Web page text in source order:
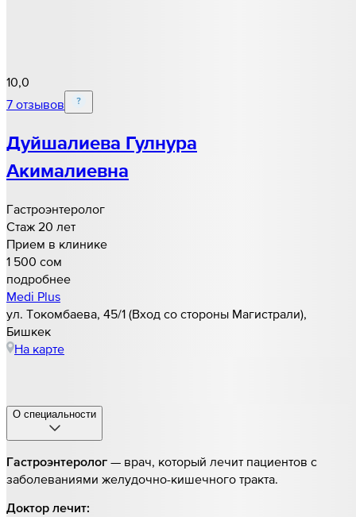
10,0
7 отзывов
Дуйшалиева Гулнура
Акималиевна
Гастроэнтеролог
Стаж 20 лет
Прием в клинике
1 500 cом
подробнее
Medi Plus
ул. Токомбаева, 45/1 (Вход со стороны Магистрали),
Бишкек
На карте
О специальности
Гастроэнтеролог — врач, который лечит пациентов с
заболеваниями желудочно-кишечного тракта.
Доктор лечит: